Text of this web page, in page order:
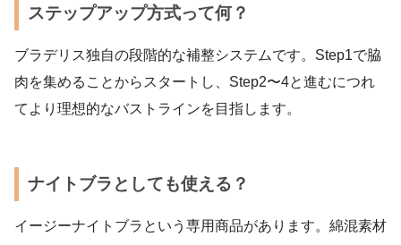
ステップアップ方式って何？
ブラデリス独自の段階的な補整システムです。Step1で脇
肉を集めることからスタートし、Step2〜4と進むにつれ
てより理想的なバストラインを目指します。
ナイトブラとしても使える？
イージーナイトブラという専用商品があります。綿混素材